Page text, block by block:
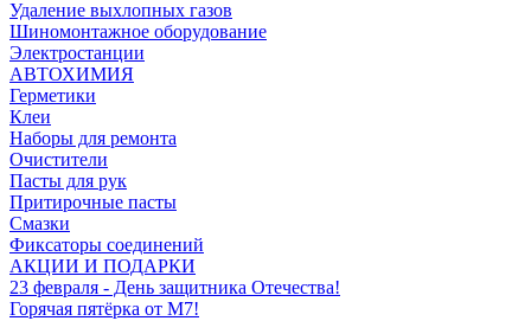
Удаление выхлопных газов
Шиномонтажное оборудование
Электростанции
АВТОХИМИЯ
Герметики
Клеи
Наборы для ремонта
Очистители
Пасты для рук
Притирочные пасты
Смазки
Фиксаторы соединений
АКЦИИ И ПОДАРКИ
23 февраля - День защитника Отечества!
Горячая пятёрка от M7!